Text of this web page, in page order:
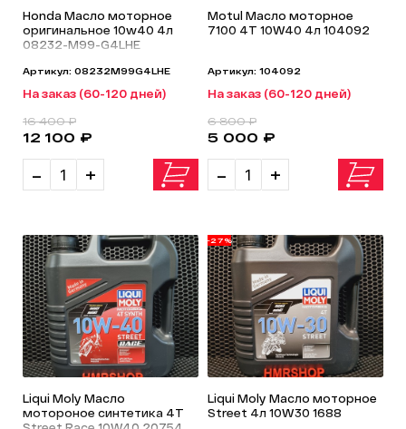
Honda Масло моторное
оригинальное 10w40 4л
08232-M99-G4LHE
Артикул: 08232M99G4LHE
На заказ (60-120 дней)
- +
12 100 ₽
16 400 ₽
Motul Масло моторное
7100 4T 10W40 4л 104092
Артикул: 104092
На заказ (60-120 дней)
- +
5 000 ₽
6 800 ₽
Liqui Moly Масло
мотороное синтетика 4T
-27%
Liqui Moly Масло моторное
Street 4л 10W30 1688